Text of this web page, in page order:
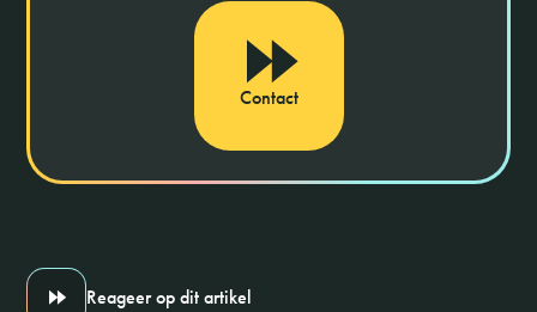
Contact
Reageer op dit artikel